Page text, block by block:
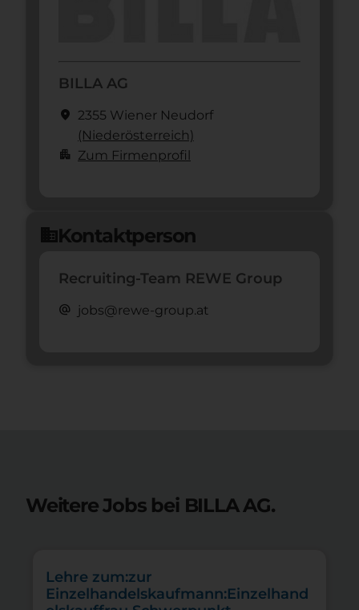
BILLA AG
location_on 2355 Wiener Neudorf
(Nieder­österreich)
apartment Zum Firmenprofil
domainKontaktperson
Recruiting-Team REWE Group
alternate_email jobs@rewe-group.at
Weitere Jobs bei BILLA AG.
Lehre zum:zur
Einzelhandelskaufmann:Einzelhand